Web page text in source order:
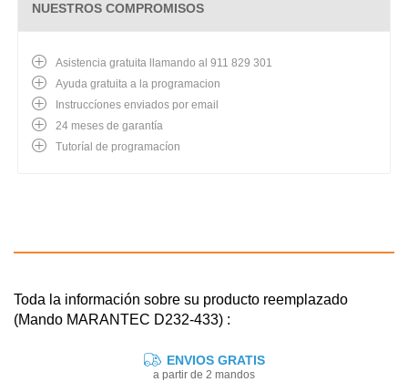
NUESTROS COMPROMISOS
Asistencia gratuita llamando al 911 829 301
Ayuda gratuita a la programacion
Instruccíones enviados por email
24 meses de garantía
Tutoríal de programacíon
Toda la información sobre su producto reemplazado
(Mando MARANTEC D232-433) :
ENVIOS GRATIS
a partir de 2 mandos